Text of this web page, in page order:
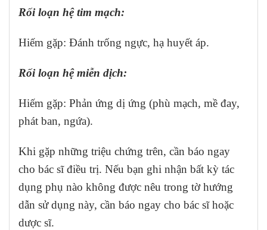
Rối loạn hệ tim mạch:
Hiếm gặp: Đánh trống ngực, hạ huyết áp.
Rối loạn hệ miễn dịch:
Hiếm gặp: Phản ứng dị ứng (phù mạch, mề đay,
phát ban, ngứa).
Khi gặp những triệu chứng trên, cần báo ngay
cho bác sĩ điều trị. Nếu bạn ghi nhận bất kỳ tác
dụng phụ nào không được nêu trong tờ hướng
dẫn sử dụng này, cần báo ngay cho bác sĩ hoặc
dược sĩ.